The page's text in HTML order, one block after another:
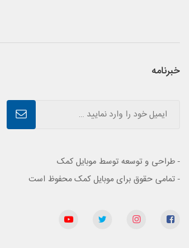
خبرنامه
- طراحی و توسعه توسط موبایل کمک
- تمامی حقوق برای موبایل کمک محفوظ است